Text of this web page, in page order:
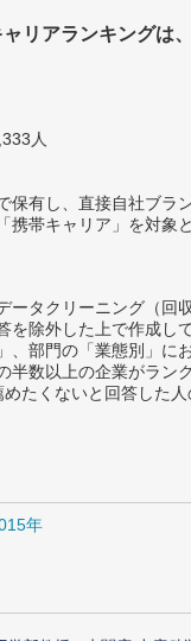
リアランキングは
人
保有し、直接自社ブラ
携帯キャリア」を対象と
タクリーニング（回
除外した上で作成して
部門の「業態別」に
数以上の企業がラン
たくないと回答した
年